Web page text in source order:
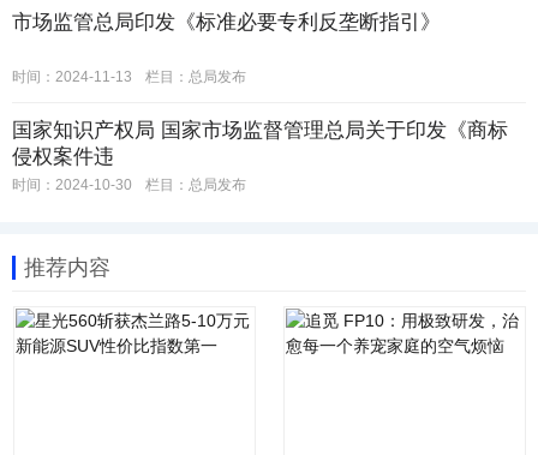
市场监管总局印发《标准必要专利反垄断指引》
时间：2024-11-13 栏目： 总局发布
国家知识产权局 国家市场监督管理总局关于印发《商标
侵权案件违
时间：2024-10-30 栏目： 总局发布
推荐内容